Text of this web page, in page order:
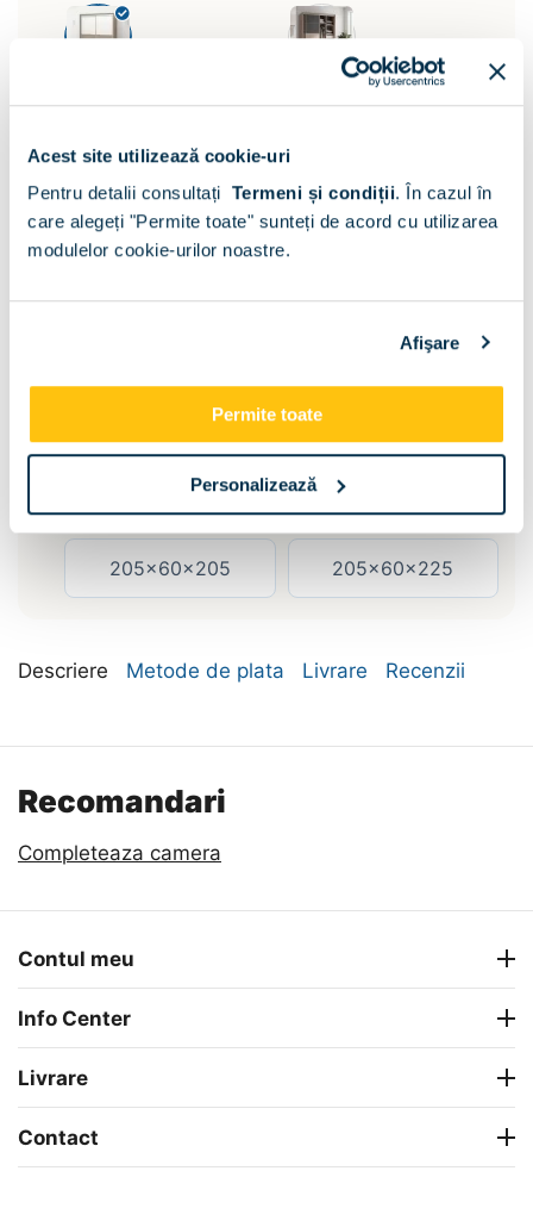
Acest site utilizează cookie-uri
Pentru detalii consultați Termeni și condiții. În cazul în
care alegeți "Permite toate" sunteți de acord cu utilizarea
modulelor cookie-urilor noastre.
Afişare
Permite toate
Personalizează
Sertare :
155x60x205
185x60x205 185x60x225
205x60x205 205x60x225
Descriere Metode de plata Livrare Recenzii
Recomandari
Completeaza camera
Contul meu
Info Center
Livrare
Contact